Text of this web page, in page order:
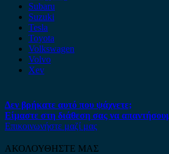
Subaru
Suzuki
Tesla
Toyota
Volkswagen
Volvo
Xev
Δεν βρήκατε αυτό που ψάχνετε;
Είμαστε στη διάθεση σας να
Επικοινωνήστε μαζί μας
ΑΚΟΛΟΥΘΗΣΤΕ ΜΑΣ